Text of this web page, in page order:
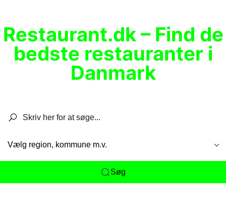
Restaurant.dk – Find de
bedste restauranter i
Danmark
Vælg region, kommune m.v.
Søg